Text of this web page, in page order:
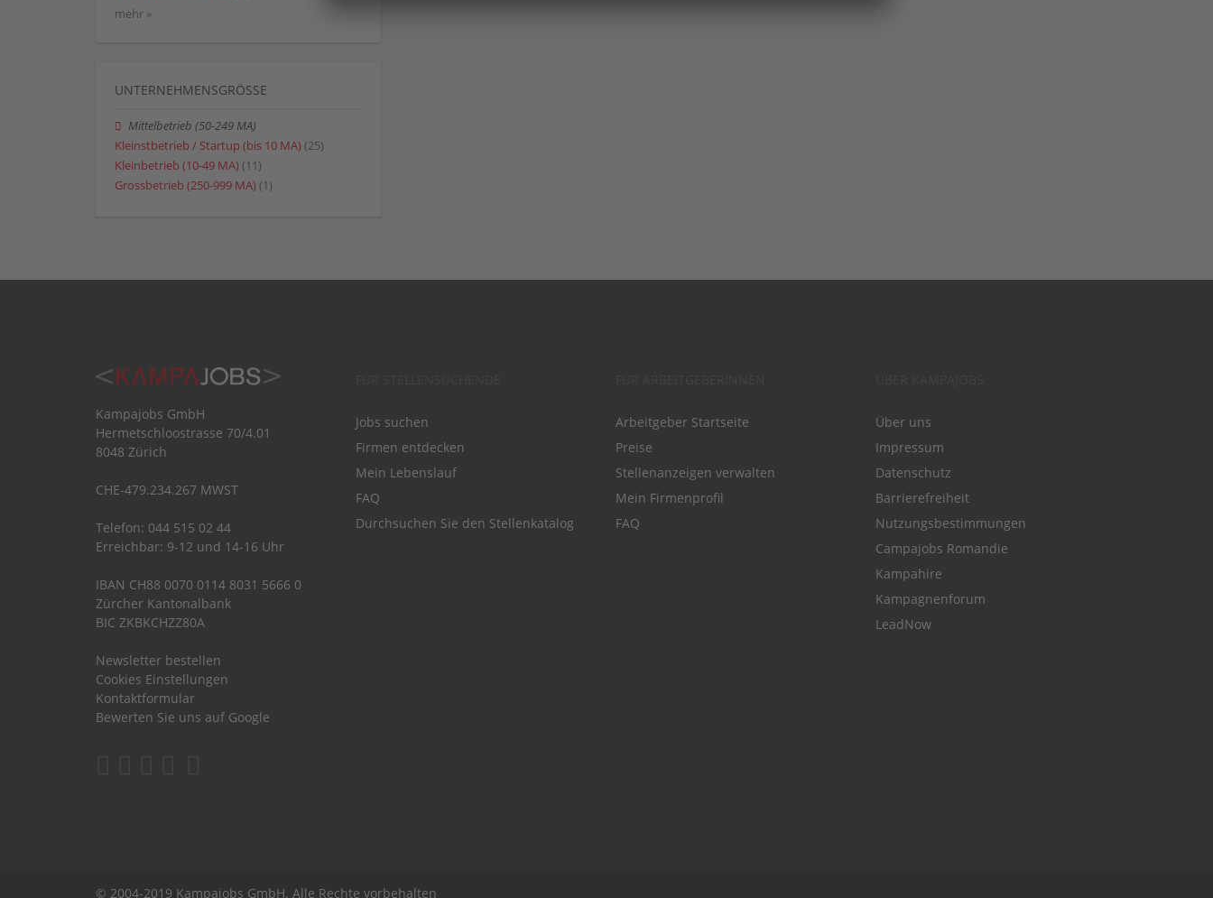
mehr »
UNTERNEHMENSGRÖSSE
Mittelbetrieb (50-249 MA)
Kleinstbetrieb / Startup (bis 10 MA) (25)
Kleinbetrieb (10-49 MA) (11)
Grossbetrieb (250-999 MA) (1)
Kampajobs GmbH
Hermetschloostrasse 70/4.01
8048 Zürich
CHE-479.234.267 MWST
Telefon: 044 515 02 44
Erreichbar: 9-12 und 14-16 Uhr
IBAN CH88 0070 0114 8031 5666 0
Zürcher Kantonalbank
BIC ZKBKCHZZ80A
Newsletter bestellen
Cookies Einstellungen
Kontaktformular
Bewerten Sie uns auf Google
Jobs suchen
Firmen entdecken
Mein Lebenslauf
FAQ
Durchsuchen Sie den Stellenkatalog
Arbeitgeber Startseite
Preise
Stellenanzeigen verwalten
Mein Firmenprofil
FAQ
Über uns
Impressum
Datenschutz
Barrierefreiheit
Nutzungsbestimmungen
Campajobs Romandie
Kampahire
Kampagnenforum
LeadNow
© 2004-2019 Kampajobs GmbH. Alle Rechte vorbehalten